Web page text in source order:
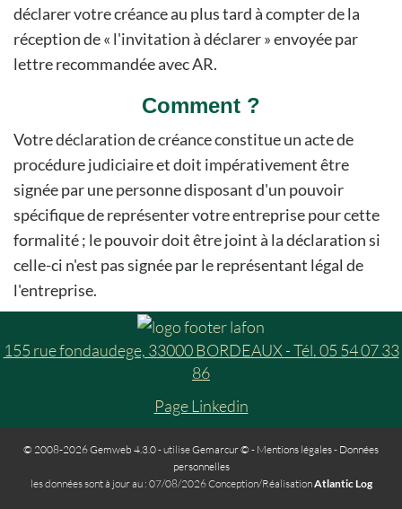
déclarer votre créance au plus tard à compter de la
réception de « l'invitation à déclarer » envoyée par
lettre recommandée avec AR.
Comment ?
Votre déclaration de créance constitue un acte de
procédure judiciaire et doit impérativement être
signée par une personne disposant d'un pouvoir
spécifique de représenter votre entreprise pour cette
formalité ; le pouvoir doit être joint à la déclaration si
celle-ci n'est pas signée par le représentant légal de
l'entreprise.
155 rue fondaudege, 33000 BORDEAUX - Tél. 05 54 07 33
86
Page Linkedin
© 2008-2026 Gemweb 4.3.0- utiliseGemarcur © - Mentions légales- Données
personnelles
les données sont à jour au : 07/08/2026 Conception/RéalisationAtlantic Log